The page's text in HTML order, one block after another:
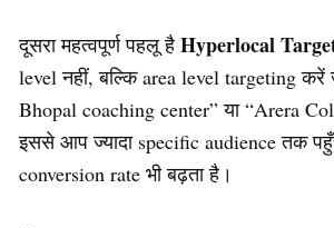
दूसरा महत्वपूर्ण पहलू है Hyperlocal
level नहीं, बल्कि area level targeting
Bhopal coaching center” या “Arera
इससे आप ज्यादा specific audience तक
conversion rate भी बढ़ता है।